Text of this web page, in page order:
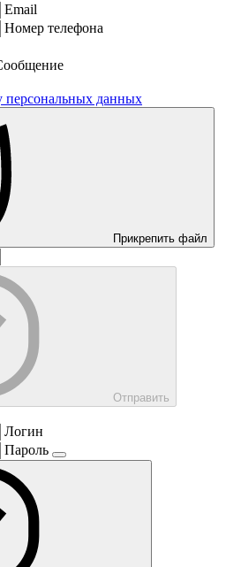
Email
Номер телефона
персональных данных
Прикрепить файл
Отправить
Логин
Пароль